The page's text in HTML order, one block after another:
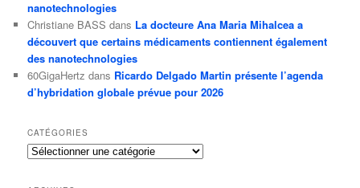
nanotechnologies
Christiane BASS dans La docteure Ana Maria Mihalcea a
découvert que certains médicaments contiennent également
des nanotechnologies
60GigaHertz dans Ricardo Delgado Martin présente l’agenda
d’hybridation globale prévue pour 2026
CATÉGORIES
Catégories